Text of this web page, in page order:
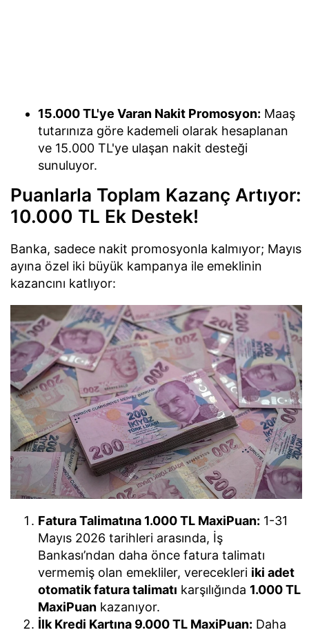
15.000 TL'ye Varan Nakit Promosyon: Maaş
tutarınıza göre kademeli olarak hesaplanan
ve 15.000 TL'ye ulaşan nakit desteği
sunuluyor.
Puanlarla Toplam Kazanç Artıyor:
10.000 TL Ek Destek!
Banka, sadece nakit promosyonla kalmıyor; Mayıs
ayına özel iki büyük kampanya ile emeklinin
kazancını katlıyor:
Fatura Talimatına 1.000 TL MaxiPuan: 1-31
Mayıs 2026 tarihleri arasında, İş
Bankası’ndan daha önce fatura talimatı
vermemiş olan emekliler, verecekleri iki adet
otomatik fatura talimatı karşılığında 1.000 TL
MaxiPuan kazanıyor.
İlk Kredi Kartına 9.000 TL MaxiPuan: Daha